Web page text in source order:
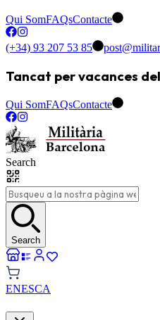
Qui SomFAQsContacte
(+34) 93 207 53 85
Tancat per vacances
Qui SomFAQsContacte
Search
Search
ENESCA